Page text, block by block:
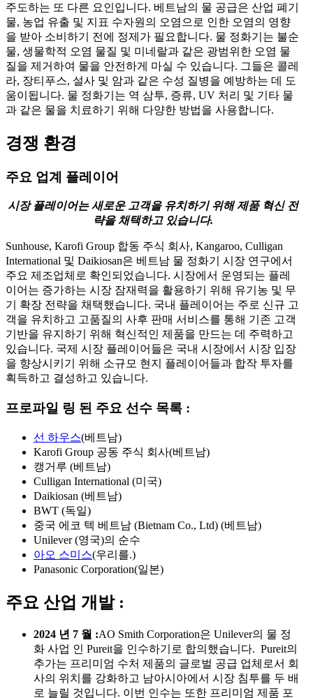
주도하는 또 다른 요인입니다. 베트남의 물 공급은 산업 폐기
물, 농업 유출 및 지표 수자원의 오염으로 인한 오염의 영향
을 받아 소비하기 전에 정제가 필요합니다. 물 정화기는 불순
물, 생물학적 오염 물질 및 미네랄과 같은 광범위한 오염 물
질을 제거하여 물을 안전하게 마실 수 있습니다. 그들은 콜레
라, 장티푸스, 설사 및 암과 같은 수성 질병을 예방하는 데 도
움이됩니다. 물 정화기는 역 삼투, 증류, UV 처리 및 기타 물
과 같은 물을 치료하기 위해 다양한 방법을 사용합니다.
경쟁 환경
주요 업계 플레이어
시장 플레이어는 새로운 고객을 유치하기 위해 제품 혁신 전
략을 채택하고 있습니다.
Sunhouse, Karofi Group 합동 주식 회사, Kangaroo, Culligan
International 및 Daikiosan은 베트남 물 정화기 시장 연구에서
주요 제조업체로 확인되었습니다. 시장에서 운영되는 플레
이어는 증가하는 시장 잠재력을 활용하기 위해 유기농 및 무
기 확장 전략을 채택했습니다. 국내 플레이어는 주로 신규 고
객을 유치하고 고품질의 사후 판매 서비스를 통해 기존 고객
기반을 유지하기 위해 혁신적인 제품을 만드는 데 주력하고
있습니다. 국제 시장 플레이어들은 국내 시장에서 시장 입장
을 향상시키기 위해 소규모 현지 플레이어들과 합작 투자를
획득하고 결성하고 있습니다.
프로파일 링 된 주요 선수 목록 :
선 하우스(베트남)
Karofi Group 공동 주식 회사(베트남)
캥거루 (베트남)
Culligan International (미국)
Daikiosan (베트남)
BWT (독일)
중국 에코 텍 베트남 (Bietnam Co., Ltd) (베트남)
Unilever (영국)의 순수
아오 스미스(우리를.)
Panasonic Corporation(일본)
주요 산업 개발 :
2024 년 7 월 :AO Smith Corporation은 Unilever의 물 정
화 사업 인 Pureit을 인수하기로 합의했습니다. Pureit의
추가는 프리미엄 수처 제품의 글로벌 공급 업체로서 회
사의 위치를 ​​강화하고 남아시아에서 시장 침투를 두 배
로 늘릴 것입니다. 이번 인수는 또한 프리미엄 제품 포